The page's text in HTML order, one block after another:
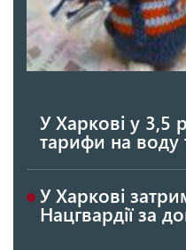
У Харкові у 3,5
тарифи на воду
У Харкові
Нацгвардії за